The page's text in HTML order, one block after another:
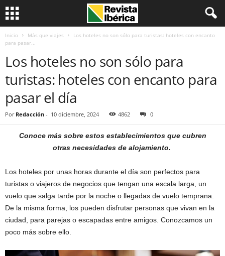
Inicio Más que viajes
Los hoteles no son sólo para turistas: hoteles con encanto
para pasar...
Los hoteles no son sólo para
turistas: hoteles con encanto para
pasar el día
Por Redacción - 10 diciembre, 2024 4862 0
Conoce más sobre estos establecimientos que cubren
otras necesidades de alojamiento.
Los hoteles por unas horas durante el día son perfectos para
turistas o viajeros de negocios que tengan una escala larga, un
vuelo que salga tarde por la noche o llegadas de vuelo temprana.
De la misma forma, los pueden disfrutar personas que vivan en la
ciudad, para parejas o escapadas entre amigos. Conozcamos un
poco más sobre ello.